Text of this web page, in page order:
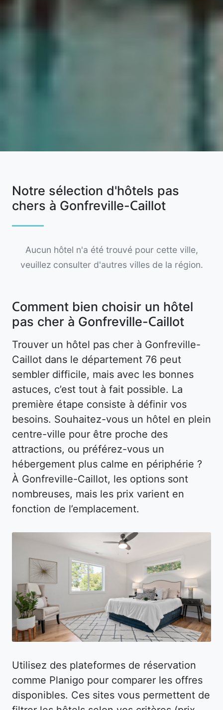
Notre sélection d'hôtels pas
chers à Gonfreville-Caillot
Aucun hôtel n'a été trouvé pour cette ville,
veuillez consulter d'autres villes de la région.
Comment bien choisir un hôtel
pas cher à Gonfreville-Caillot
Trouver un hôtel pas cher à Gonfreville-
Caillot dans le département 76 peut
sembler difficile, mais avec les bonnes
astuces, c’est tout à fait possible. La
première étape consiste à définir vos
besoins. Souhaitez-vous un hôtel en plein
centre-ville pour être proche des
attractions, ou préférez-vous un
hébergement plus calme en périphérie ?
À Gonfreville-Caillot, les options sont
nombreuses, mais les prix varient en
fonction de l’emplacement.
Utilisez des plateformes de réservation
comme Planigo pour comparer les offres
disponibles. Ces sites vous permettent de